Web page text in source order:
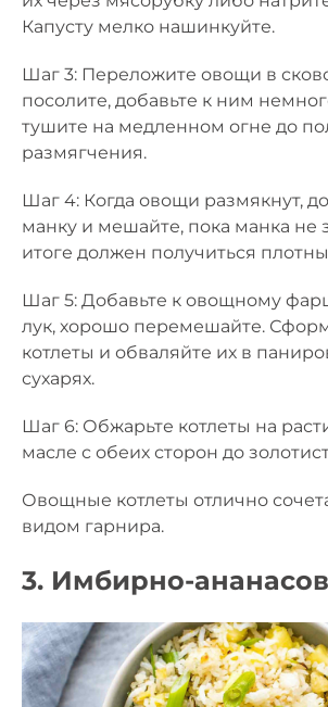
Капусту мелко нашинкуйте.
Шаг 3: Переложите овощи в
посолите, добавьте к ним
тушите на медленном огне до
размягчения.
Шаг 4: Когда овощи размякнут,
манку и мешайте, пока манка не
итоге должен получиться
Шаг 5: Добавьте к овощному
лук, хорошо перемешайте.
котлеты и обваляйте их в
сухарях.
Шаг 6: Обжарьте котлеты на
масле с обеих сторон до
Овощные котлеты отлично
видом гарнира.
3. Имбирно-